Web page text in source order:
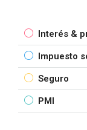
Interés &
Impuesto
Seguro
PMI